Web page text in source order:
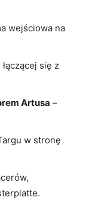
wejściowa na
się z
Artusa –
w stronę